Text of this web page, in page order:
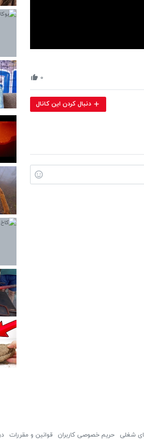
۰
دنبال کردن این کانال
شغلی حریم خصوصی کاربران قوانین و مقررات